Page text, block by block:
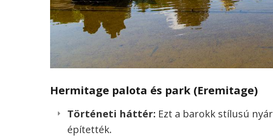
Hermitage palota és park (Eremitage)
Történeti háttér: Ezt a barokk stílusú
építették.